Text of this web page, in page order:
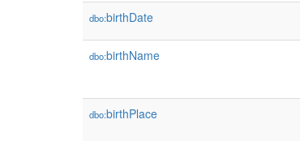
dbo:birthDate
dbo:birthName
dbo:birthPlace